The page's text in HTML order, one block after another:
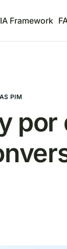
Framework
PIM